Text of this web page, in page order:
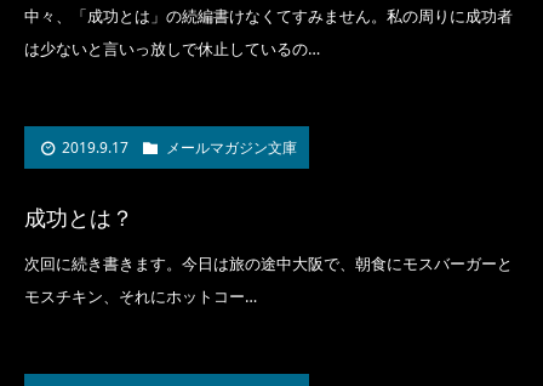
中々、「成功とは」の続編書けなくてすみません。私の周りに成功者
は少ないと言いっ放しで休止しているの…
2019.9.17 メールマガジン文庫
成功とは？
次回に続き書きます。今日は旅の途中大阪で、朝食にモスバーガーと
モスチキン、それにホットコー…